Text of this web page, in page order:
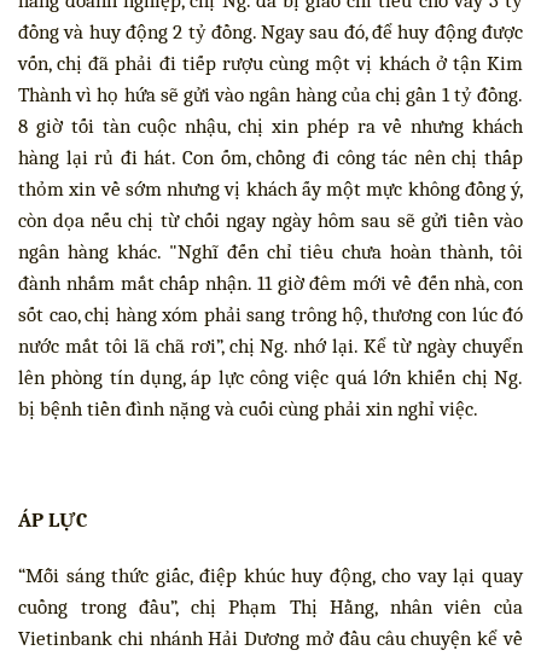
đồng và huy động 2 tỷ đồng. Ngay sau đó, để huy động được
vốn, chị đã phải đi tiếp rượu cùng một vị khách ở tận Kim
Thành vì họ hứa sẽ gửi vào ngân hàng của chị gần 1 tỷ đồng.
8 giờ tối tàn cuộc nhậu, chị xin phép ra về nhưng khách
hàng lại rủ đi hát. Con ốm, chồng đi công tác nên chị thấp
thỏm xin về sớm nhưng vị khách ấy một mực không đồng ý,
còn dọa nếu chị từ chối ngay ngày hôm sau sẽ gửi tiền vào
ngân hàng khác. "Nghĩ đến chỉ tiêu chưa hoàn thành, tôi
đành nhắm mắt chấp nhận. 11 giờ đêm mới về đến nhà, con
sốt cao, chị hàng xóm phải sang trông hộ, thương con lúc đó
nước mắt tôi lã chã rơi”, chị Ng. nhớ lại. Kể từ ngày chuyển
lên phòng tín dụng, áp lực công việc quá lớn khiến chị Ng.
bị bệnh tiền đình nặng và cuối cùng phải xin nghỉ việc.
ÁP LỰC
“Mỗi sáng thức giấc, điệp khúc huy động, cho vay lại quay
cuồng trong đầu”, chị Phạm Thị Hằng, nhân viên của
Vietinbank chi nhánh Hải Dương mở đầu câu chuyện kể về